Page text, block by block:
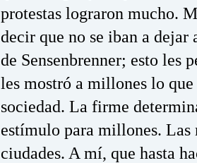
protestas lograron mucho.
decir que no se iban a
de Sensenbrenner; esto les
les mostró a millones lo
sociedad. La firme
estímulo para millones. Las
ciudades. A mí, que hasta